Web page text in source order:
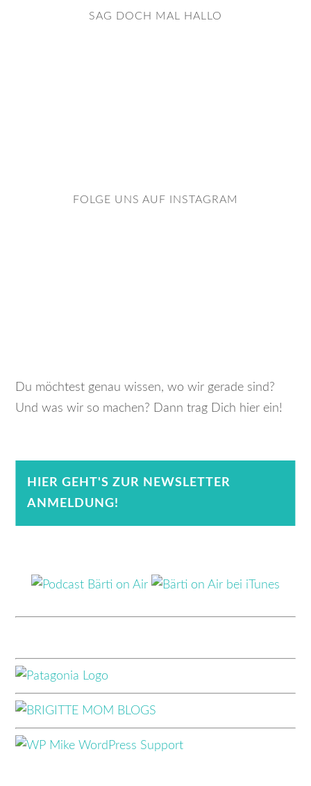
SAG DOCH MAL HALLO
FOLGE UNS AUF INSTAGRAM
Du möchtest genau wissen, wo wir gerade sind?
Und was wir so machen? Dann trag Dich hier ein!
HIER GEHT'S ZUR NEWSLETTER
ANMELDUNG!